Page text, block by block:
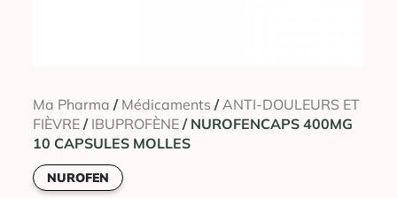
Ma Pharma / Médicaments /ANTI-DOULEURS ET
FIÈVRE / IBUPROFÈNE / NUROFENCAPS 400MG
10 CAPSULES MOLLES
NUROFEN